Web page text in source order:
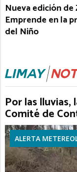
Nueva edición de
Emprende en la
del Niño
Por las
Comité de
ALERTA